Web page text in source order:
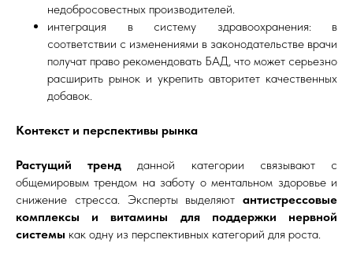
недобросовестных производителей.
интеграция в систему здравоохранения: в
соответствии с изменениями в законодательстве врачи
получат право рекомендовать БАД, что может серьезно
расширить рынок и укрепить авторитет качественных
добавок.
Контекст и перспективы рынка
Растущий тренд данной категории связывают с
общемировым трендом на заботу о ментальном здоровье и
снижение стресса. Эксперты выделяют антистрессовые
комплексы и витамины для поддержки нервной
системы как одну из перспективных категорий для роста.